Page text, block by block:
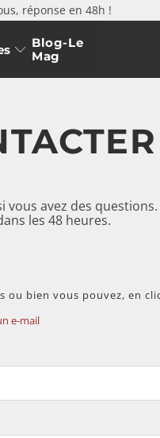
réponse en 48h !
Blog-Le
Mag
vous avez des questions.
les 48 heures.
ou bien vous pouvez, en
e-mail